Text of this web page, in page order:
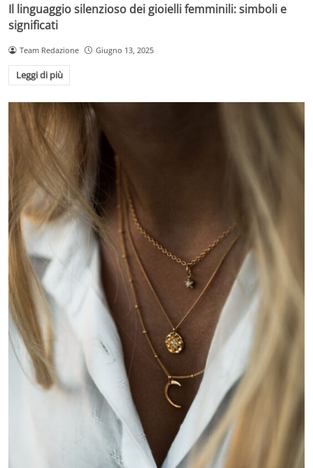
Il linguaggio silenzioso dei gioielli femminili: simboli e
significati
Team Redazione Giugno 13, 2025
Leggi di più